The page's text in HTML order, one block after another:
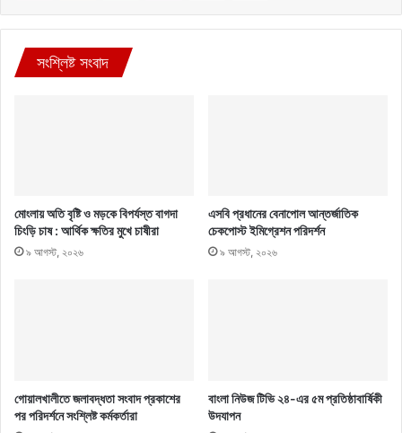
সংশ্লিষ্ট সংবাদ
মোংলায় অতি বৃষ্টি ও মড়কে বিপর্যস্ত বাগদা
চিংড়ি চাষ : আর্থিক ক্ষতির মুখে চাষীরা
৯ আগস্ট, ২০২৬
এসবি প্রধানের বেনাপোল আন্তর্জাতিক
চেকপোস্ট ইমিগ্রেশন পরিদর্শন
৯ আগস্ট, ২০২৬
গোয়ালখালীতে জলাবদ্ধতা সংবাদ প্রকাশের
পর পরিদর্শনে সংশ্লিষ্ট কর্মকর্তারা
বাংলা নিউজ টিভি ২৪-এর ৫ম প্রতিষ্ঠাবার্ষিকী
উদযাপন